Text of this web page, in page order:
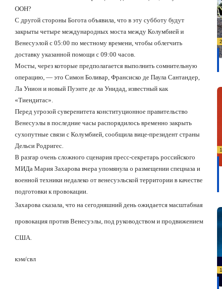
ООН?
С другой стороны Богота объявила, что в эту субботу будут
закрыты четыре международных моста между Колумбией и
Венесуэлой с 05:00 по местному времени, чтобы облегчить
доставку указанной помощи с 09:00 часов.
Мосты, через которые предполагается выполнить сомнительную
операцию, — это Симон Боливар, Франсиско де Паула Сантандер,
Ла Унион и новый Пуэнте де ла Унидад, известный как
«Тиендитас».
Перед угрозой суверенитета конституционное правительство
Венесуэлы в последние часы распорядилось временно закрыть
сухопутные связи с Колумбией, сообщила вице-президент страны
Дельси Родригес.
В разгар очень сложного сценария пресс-секретарь российского
МИДа Мария Захарова вчера упомянула о размещении спецназа и
военной техники недалеко от венесуэльской территории в качестве
подготовки к провокации.
Захарова сказала, что на сегодняшний день ожидается масштабная
провокация против Венесуэлы, под руководством и продвижением
США.
кэм/свл